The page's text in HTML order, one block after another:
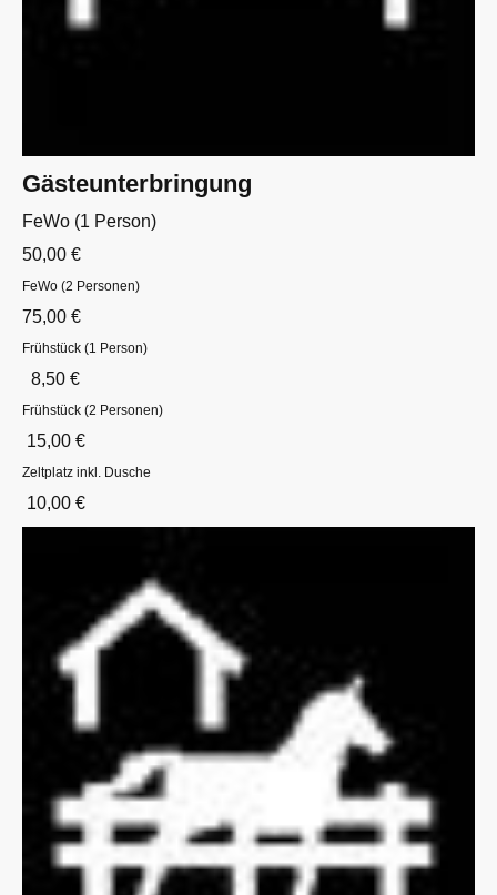
Gästeunterbringung
FeWo (1 Person)
50,00 €
FeWo (2 Personen)
75,00 €
Frühstück (1 Person)
8,50 €
Frühstück (2 Personen)
15,00 €
Zeltplatz inkl. Dusche
10,00 €